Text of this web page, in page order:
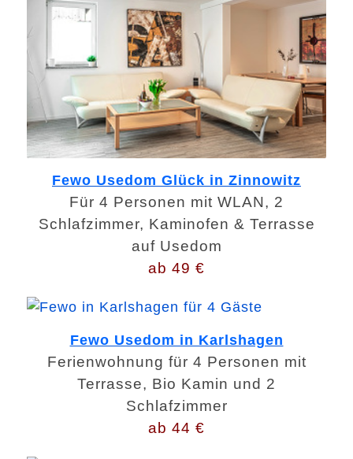
Fewo Usedom Glück in Zinnowitz
Für 4 Personen mit WLAN, 2
Schlafzimmer, Kaminofen & Terrasse
auf Usedom
ab 49 €
Fewo Usedom in Karlshagen
Ferienwohnung für 4 Personen mit
Terrasse, Bio Kamin und 2
Schlafzimmer
ab 44 €